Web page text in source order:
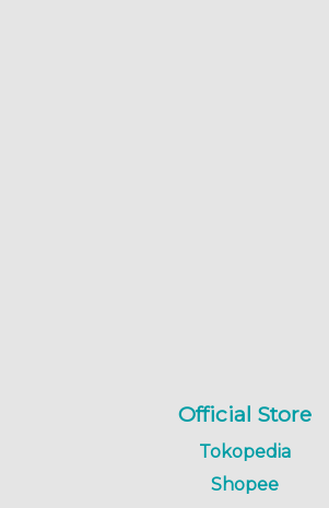
Official Store
Tokopedia
Shopee